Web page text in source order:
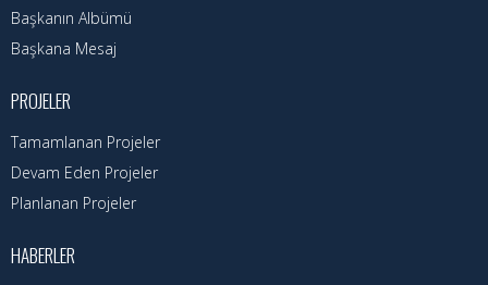
Faaliyet Raporu
Başvuru Rehberi
Meclis Kararları
İhale İlanları
Vefat Edenler
Telefon Rehberi
Başkanın Albümü
Başkana Mesaj
PROJELER
Tamamlanan Projeler
Devam Eden Projeler
Planlanan Projeler
HABERLER